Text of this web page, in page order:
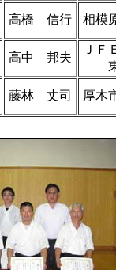
高橋 信行 相模
高中 邦夫
ＪＦ
藤林 丈司 厚木